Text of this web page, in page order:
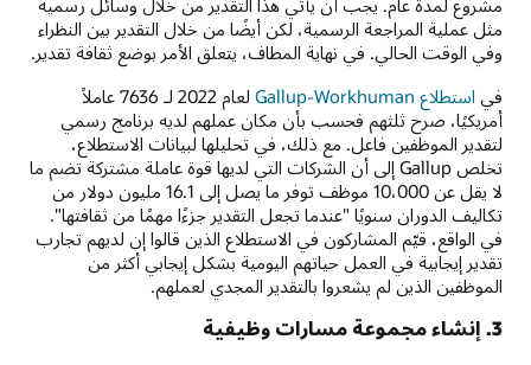
مشروع لمدة عام. يجب أن يأتي هذا التقدير من خلال وسائل رسمية
مثل عملية المراجعة الرسمية، لكن أيضًا من خلال التقدير بين النظراء
وفي الوقت الحالي. في نهاية المطاف، يتعلق الأمر بوضع ثقافة تقدير.
في استطلاع Gallup-Workhuman
لعام 2022 لـ 7636 عاملاً
أمريكيًا، صرح ثلثهم فحسب بأن مكان عملهم لديه برنامج رسمي
لتقدير الموظفين فاعل. مع ذلك، في تحليلها لبيانات الاستطلاع،
تخلص Gallup إلى أن الشركات التي لديها قوة عاملة مشتركة تضم ما
لا يقل عن 10،000 موظف توفر ما يصل إلى 16.1 مليون دولار من
تكاليف الدوران سنويًا "عندما تجعل التقدير جزءًا مهمًا من ثقافتها".
في الواقع، قيّم المشاركون في الاستطلاع الذين قالوا إن لديهم تجارب
تقدير إيجابية في العمل حياتهم اليومية بشكل إيجابي أكثر من
الموظفين الذين لم يشعروا بالتقدير المجدي لعملهم.
3. إنشاء مجموعة مسارات وظيفية